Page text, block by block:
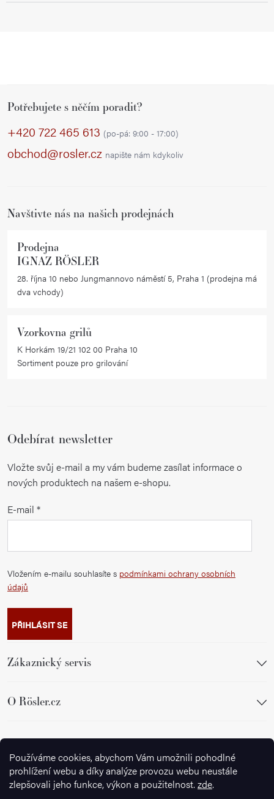
Používáme cookies, abychom Vám umožnili pohodlné
prohlížení webu a díky analýze provozu webu neustále
zlepšovali jeho funkce, výkon a použitelnost. zde.
Potřebujete s něčím poradit?
+420 722 465 613 (po-pá: 9:00 - 17:00)
obchod@rosler.cz napište nám kdykoliv
Navštivte nás na našich prodejnách
Prodejna
IGNAZ RÖSLER
28. října 10 nebo Jungmannovo náměstí 5, Praha 1 (prodejna má
dva vchody)
Vzorkovna grilů
K Horkám 19/21 102 00 Praha 10
Sortiment pouze pro grilování
Odebírat newsletter
Vložte svůj e-mail a my vám budeme zasílat informace o
nových produktech na našem e-shopu.
E-mail
Vložením e-mailu souhlasíte s podmínkami ochrany osobních
údajů
PŘIHLÁSIT SE
Zákaznický servis
O Rösler.cz
Sledujte nás